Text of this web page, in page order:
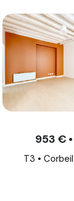
953 €
T3 •